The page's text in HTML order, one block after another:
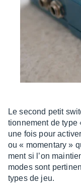
Le second petit
tion­ne­ment de type
une fois pour
ou « momen­tary »
ment si l’on
modes sont
types de jeu.